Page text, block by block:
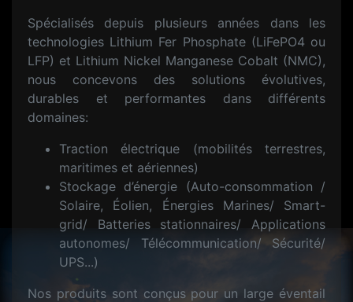
Spécialisés depuis plusieurs années dans les
technologies Lithium Fer Phosphate (LiFePO4 ou
LFP) et Lithium Nickel Manganese Cobalt (NMC),
nous concevons des solutions évolutives,
durables et performantes dans différents
domaines:
Traction électrique (mobilités terrestres,
maritimes et aériennes)
Stockage d’énergie (Auto-consommation /
Solaire, Éolien, Énergies Marines/ Smart-
grid/ Batteries stationnaires/ Applications
autonomes/ Télécommunication/ Sécurité/
UPS...)
Nos produits sont conçus pour un large éventail